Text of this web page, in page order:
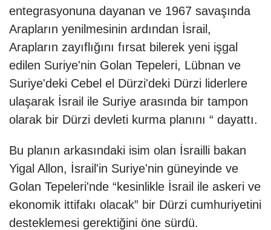
entegrasyonuna dayanan ve 1967 savaşında
Arapların yenilmesinin ardından İsrail,
Arapların zayıflığını fırsat bilerek yeni işgal
edilen Suriye'nin Golan Tepeleri, Lübnan ve
Suriye'deki Cebel el Dürzi'deki Dürzi liderlere
ulaşarak İsrail ile Suriye arasında bir tampon
olarak bir Dürzi devleti kurma planını “ dayattı.
Bu planın arkasındaki isim olan İsrailli bakan
Yigal Allon, İsrail'in Suriye'nin güneyinde ve
Golan Tepeleri'nde “kesinlikle İsrail ile askeri ve
ekonomik ittifakı olacak” bir Dürzi cumhuriyetini
desteklemesi gerektiğini öne sürdü.